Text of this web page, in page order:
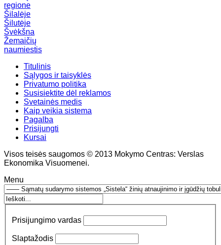
regione
Šilalėje
Šilutėje
Švėkšna
Žemaičių
naumiestis
Titulinis
Sąlygos ir taisyklės
Privatumo politika
Susisiektite dėl reklamos
Svetainės medis
Kaip veikia sistema
Pagalba
Prisijungti
Kursai
Visos teisės saugomos © 2013 Mokymo Centras: Verslas
Ekonomika Visuomenei.
Menu
Prisijungimo vardas
Slaptažodis